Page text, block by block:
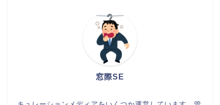
窓際SE